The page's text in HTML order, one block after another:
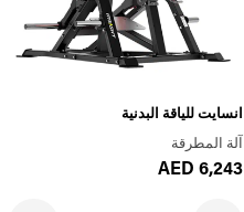
انسايت للياقة البدنية
آلة المطرقة
AED 6,243